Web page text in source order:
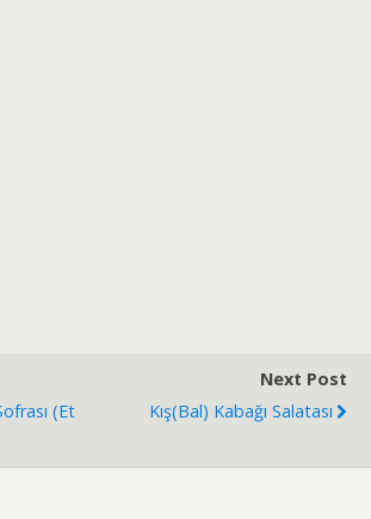
(Et
Next Post
Kış(Bal) Kabağı Salatası